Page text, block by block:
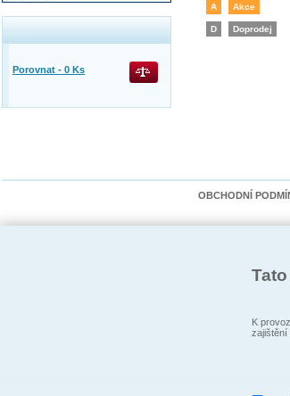
A Akce
D Doprodej
Porovnat - 0 Ks
OBCHODNÍ
K
zajištění